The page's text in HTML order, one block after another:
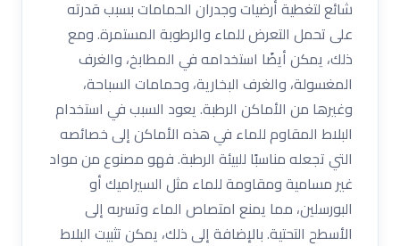
شائع لتغطية أرضيات وجدران الحمامات بسبب قدرته
على تحمل التعرض للماء والرطوبة المستمرة. ومع
ذلك، يمكن أيضًا استخدامه في المطابخ، والغرف
المغسولة، والغرف البخارية، وحمامات السباحة،
وغيرها من الأماكن الرطبة. يعود السبب في استخدام
البلاط المقاوم للماء في هذه الأماكن إلى خصائصه
التي تجعله مناسبًا للبيئة الرطبة. فهو مصنوع من مواد
غير مسامية ومقاومة للماء مثل السيراميك أو
البورسلين، مما يمنع امتصاص الماء وتسربه إلى
الأسطح التحتية. بالإضافة إلى ذلك، يمكن تثبيت البلاط